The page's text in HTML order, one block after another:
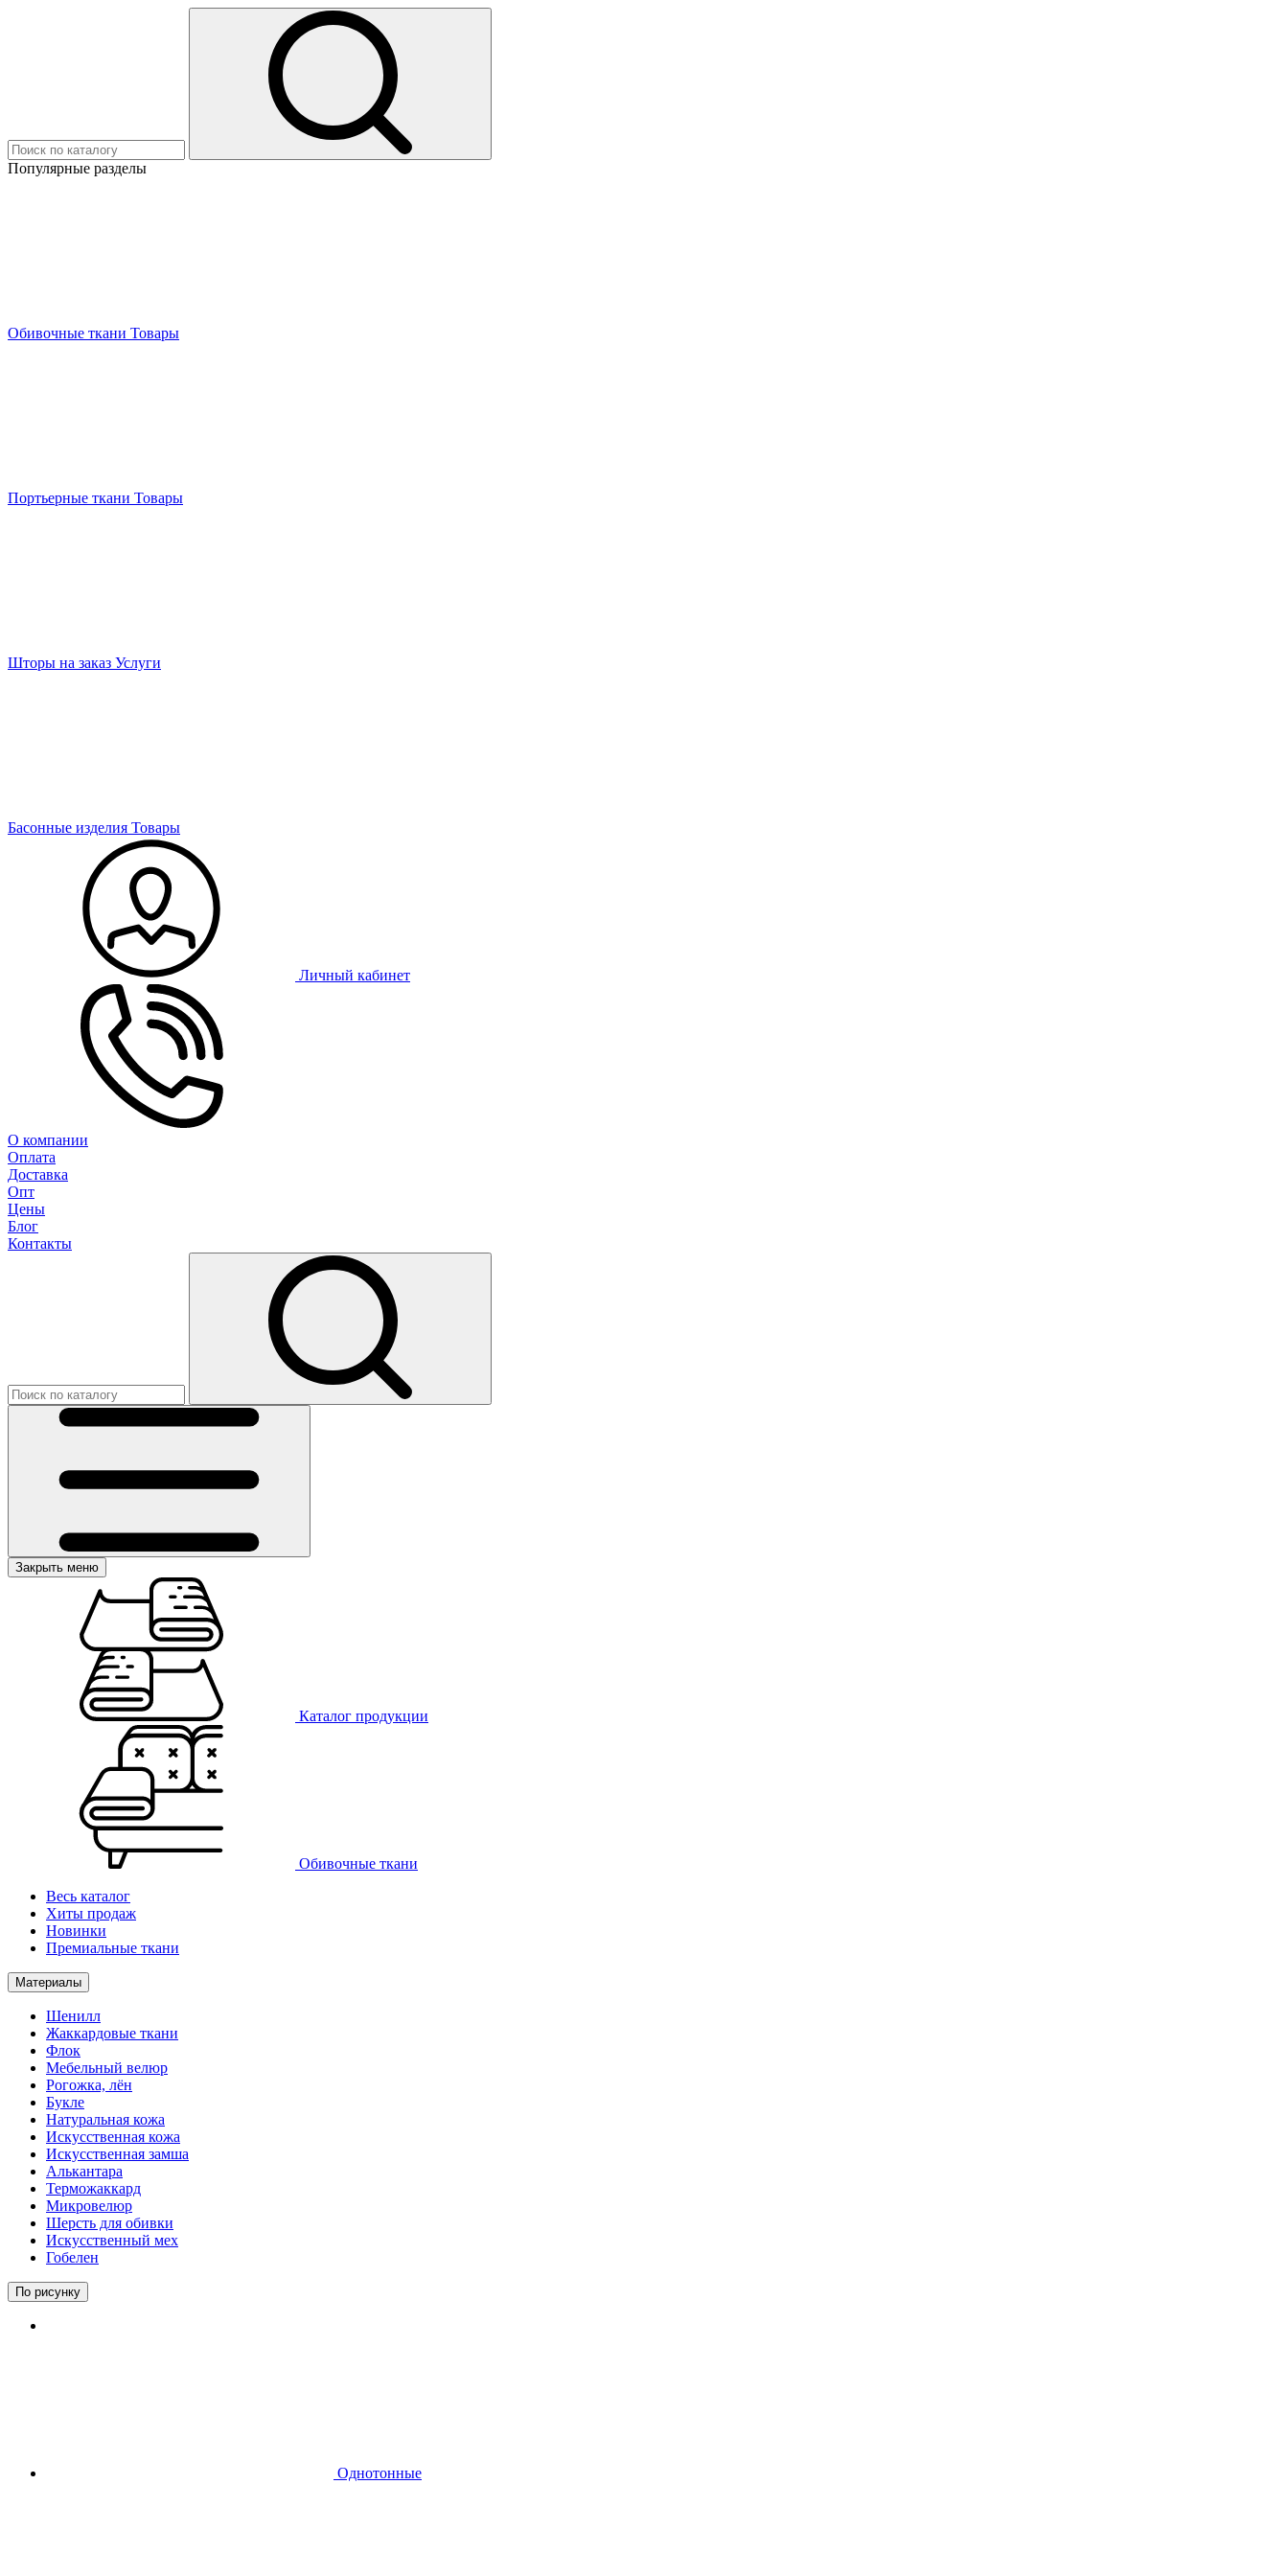
Популярные разделы
Обивочные ткани Товары
Портьерные ткани Товары
Шторы на заказ Услуги
Басонные изделия Товары
Личный кабинет
О компании
Оплата
Доставка
Опт
Цены
Блог
Контакты
Закрыть меню
Каталог продукции
Обивочные ткани
Весь каталог
Хиты продаж
Новинки
Премиальные ткани
Материалы
Шенилл
Жаккардовые ткани
Флок
Мебельный велюр
Рогожка, лён
Букле
Натуральная кожа
Искусственная кожа
Искусственная замша
Алькантара
Терможаккард
Микровелюр
Шерсть для обивки
Искусственный мех
Гобелен
По рисунку
Однотонные